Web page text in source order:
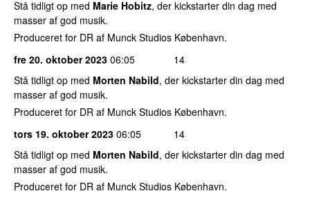
Stå tidligt op med Marie Hobitz, der kickstarter din dag med
masser af god musik.
Produceret for DR af Munck Studios København.
fre 20. oktober 2023 06:05
14
Stå tidligt op med Morten Nabild, der kickstarter din dag med
masser af god musik.
Produceret for DR af Munck Studios København.
tors 19. oktober 2023 06:05
14
Stå tidligt op med Morten Nabild, der kickstarter din dag med
masser af god musik.
Produceret for DR af Munck Studios København.